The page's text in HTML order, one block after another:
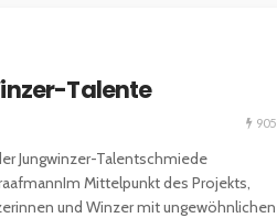
Talente
905
Jungwinzer-Talentschmiede
Mittelpunkt des Projekts,
und Winzer mit ungewöhnlichen